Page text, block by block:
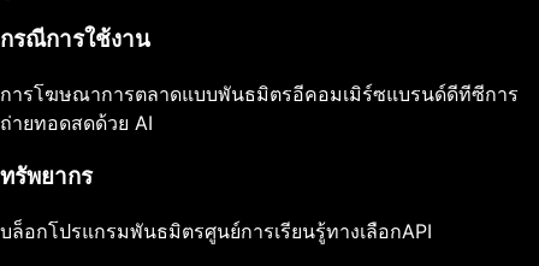
กรณีการใช้งาน
การโฆษณาการตลาดแบบพันธมิตรอีคอมเมิร์ซแบรนด์ดีทีซีการ
ถ่ายทอดสดด้วย AI
ทรัพยากร
บล็อกโปรแกรมพันธมิตรศูนย์การเรียนรู้ทางเลือกAPI